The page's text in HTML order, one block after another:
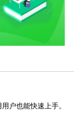
户也能快速上手。